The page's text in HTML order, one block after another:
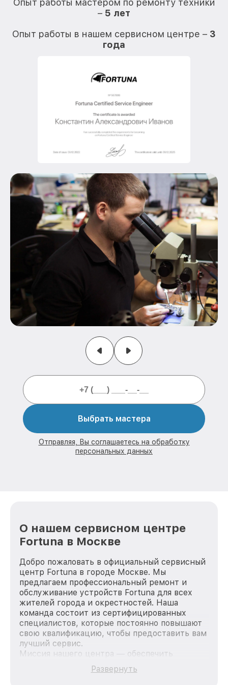
Опыт работы мастером по ремонту техники
– 5 лет
Опыт работы в нашем сервисном центре – 3
года
Выбрать мастера
Отправляя, Вы соглашаетесь на обработку
персональных данных
О нашем сервисном центре
Fortuna в Москве
Добро пожаловать в официальный сервисный
центр Fortuna в городе Москве. Мы
предлагаем профессиональный ремонт и
обслуживание устройств Fortuna для всех
жителей города и окрестностей. Наша
команда состоит из сертифицированных
специалистов, которые постоянно повышают
свою квалификацию, чтобы предоставить вам
лучший сервис.
Миссия нашего центра — обеспечить
качественный и доступный ремонт для
каждого пользователя продукции Fortuna, вне
Развернуть